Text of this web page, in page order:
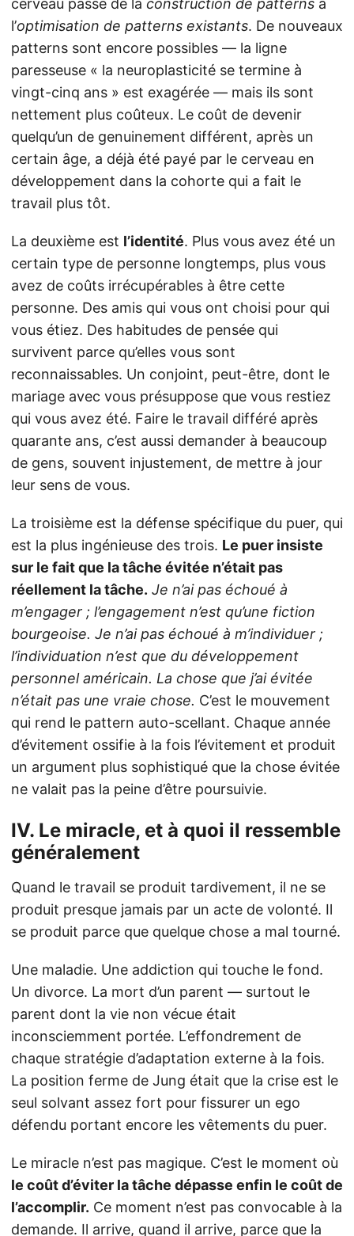
cerveau passe de la construction de patterns à
l’optimisation de patterns existants. De nouveaux
patterns sont encore possibles — la ligne
paresseuse « la neuroplasticité se termine à
vingt-cinq ans » est exagérée — mais ils sont
nettement plus coûteux. Le coût de devenir
quelqu’un de genuinement différent, après un
certain âge, a déjà été payé par le cerveau en
développement dans la cohorte qui a fait le
travail plus tôt.
La deuxième est l’identité. Plus vous avez été un
certain type de personne longtemps, plus vous
avez de coûts irrécupérables à être cette
personne. Des amis qui vous ont choisi pour qui
vous étiez. Des habitudes de pensée qui
survivent parce qu’elles vous sont
reconnaissables. Un conjoint, peut-être, dont le
mariage avec vous présuppose que vous restiez
qui vous avez été. Faire le travail différé après
quarante ans, c’est aussi demander à beaucoup
de gens, souvent injustement, de mettre à jour
leur sens de vous.
La troisième est la défense spécifique du puer, qui
est la plus ingénieuse des trois. Le puer insiste
sur le fait que la tâche évitée n’était pas
réellement la tâche. Je n’ai pas échoué à
m’engager ; l’engagement n’est qu’une fiction
bourgeoise. Je n’ai pas échoué à m’individuer ;
l’individuation n’est que du développement
personnel américain. La chose que j’ai évitée
n’était pas une vraie chose. C’est le mouvement
qui rend le pattern auto-scellant. Chaque année
d’évitement ossifie à la fois l’évitement et produit
un argument plus sophistiqué que la chose évitée
ne valait pas la peine d’être poursuivie.
IV. Le miracle, et à quoi il ressemble
généralement
Quand le travail se produit tardivement, il ne se
produit presque jamais par un acte de volonté. Il
se produit parce que quelque chose a mal tourné.
Une maladie. Une addiction qui touche le fond.
Un divorce. La mort d’un parent — surtout le
parent dont la vie non vécue était
inconsciemment portée. L’effondrement de
chaque stratégie d’adaptation externe à la fois.
La position ferme de Jung était que la crise est le
seul solvant assez fort pour fissurer un ego
défendu portant encore les vêtements du puer.
Le miracle n’est pas magique. C’est le moment où
le coût d’éviter la tâche dépasse enfin le coût de
l’accomplir. Ce moment n’est pas convocable à la
demande. Il arrive, quand il arrive, parce que la